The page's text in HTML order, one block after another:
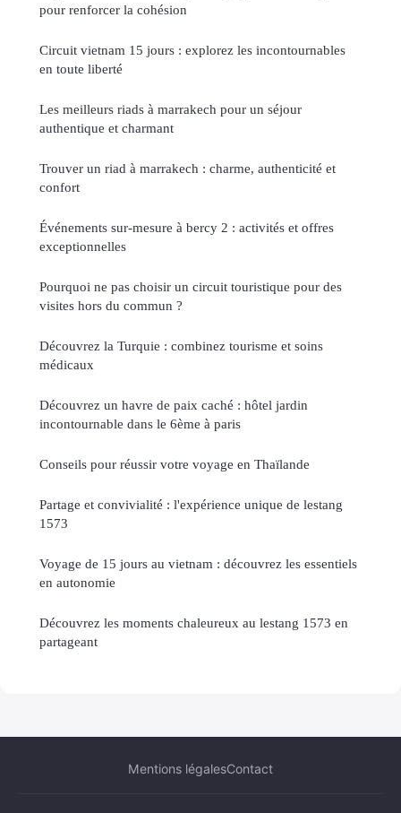
pour renforcer la cohésion
Circuit vietnam 15 jours : explorez les incontournables
en toute liberté
Les meilleurs riads à marrakech pour un séjour
authentique et charmant
Trouver un riad à marrakech : charme, authenticité et
confort
Événements sur-mesure à bercy 2 : activités et offres
exceptionnelles
Pourquoi ne pas choisir un circuit touristique pour des
visites hors du commun ?
Découvrez la Turquie : combinez tourisme et soins
médicaux
Découvrez un havre de paix caché : hôtel jardin
incontournable dans le 6ème à paris
Conseils pour réussir votre voyage en Thaïlande
Partage et convivialité : l'expérience unique de lestang
1573
Voyage de 15 jours au vietnam : découvrez les essentiels
en autonomie
Découvrez les moments chaleureux au lestang 1573 en
partageant
Mentions légalesContact